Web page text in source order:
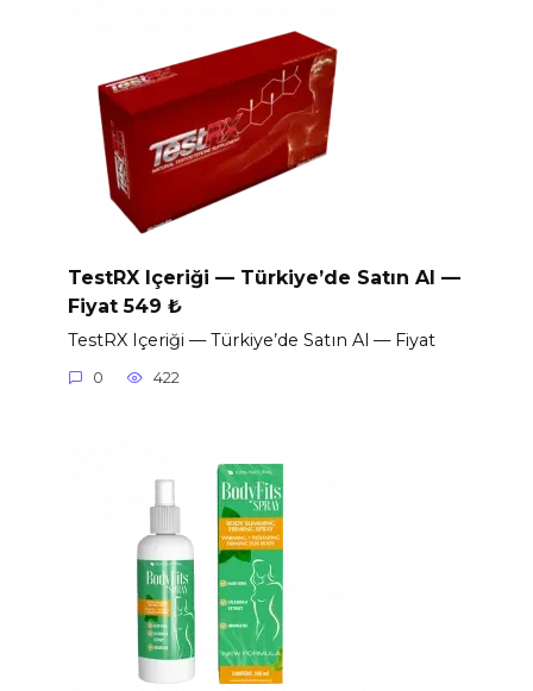
TestRX Içeriği — Türkiye’de Satın Al —
Fiyat 549 ₺
TestRX Içeriği — Türkiye’de Satın Al — Fiyat
0 422